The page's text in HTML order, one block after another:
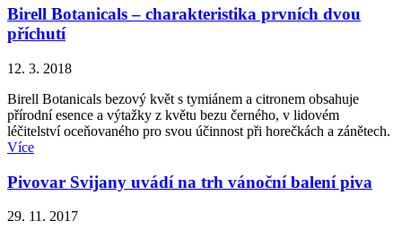
Birell Botanicals – charakteristika prvních dvou
příchutí
12. 3. 2018
Birell Botanicals bezový květ s tymiánem a citronem obsahuje
přírodní esence a výtažky z květu bezu černého, v lidovém
léčitelství oceňovaného pro svou účinnost při horečkách a zánětech.
Více
Pivovar Svijany uvádí na trh vánoční balení piva
29. 11. 2017